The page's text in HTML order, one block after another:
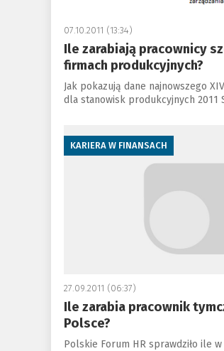
07.10.2011 (13:34)
Ile zarabiają pracownicy
firmach produkcyjnych?
Jak pokazują dane najnowszego
dla stanowisk produkcyjnych 2011
KARIERA W FINANSACH
27.09.2011 (06:37)
Ile zarabia pracownik
Polsce?
Polskie Forum HR sprawdziło ile